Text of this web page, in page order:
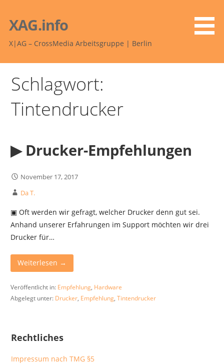
Inhalt
springen
XAG.info
X|AG – CrossMedia Arbeitsgruppe | Berlin
Schlagwort:
Tintendrucker
▶︎ Drucker-Empfehlungen
November 17, 2017
Da T.
▣ Oft werden wir gefragt, welcher Drucker denn gut sei.
Anhand unserer Erfahrungen im Support möchten wir drei
Drucker für…
Weiterlesen →
Veröffentlicht in: Empfehlung, Hardware
Abgelegt unter: Drucker, Empfehlung, Tintendrucker
Rechtliches
Impressum nach TMG §5